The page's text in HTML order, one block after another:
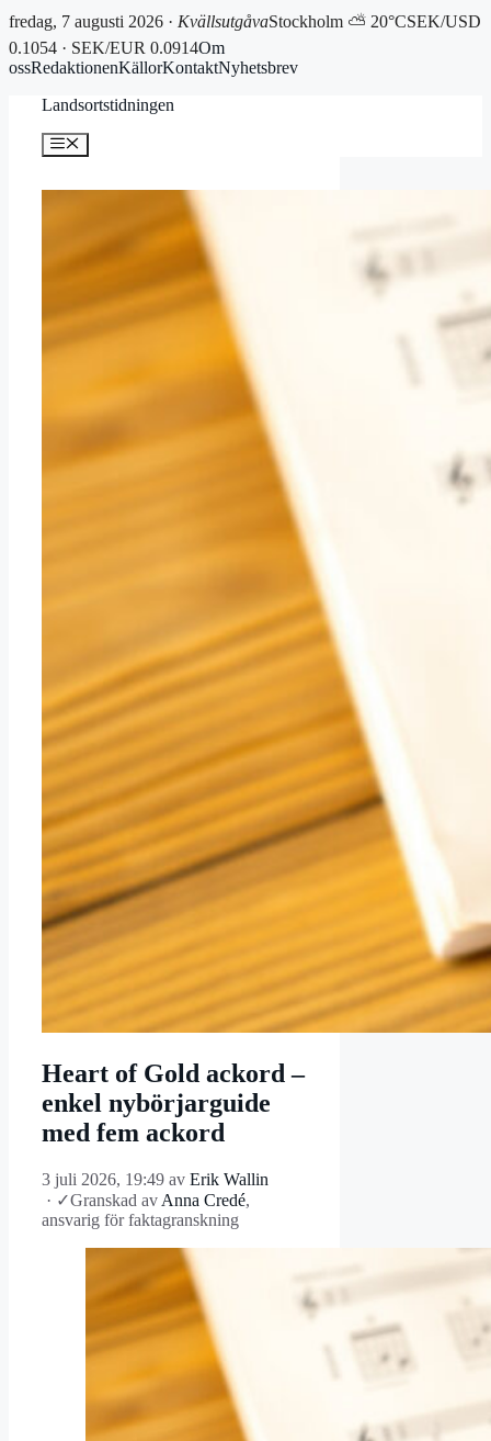
fredag, 7 augusti 2026 · KvällsutgåvaStockholm ⛅ 20°CSEK/USD
0.1054 · SEK/EUR 0.0914Om
ossRedaktionenKällorKontaktNyhetsbrev
Landsortstidningen
Meny
Heart of Gold ackord –
enkel nybörjarguide
med fem ackord
3 juli 2026, 19:49 av Erik Wallin
· ✓Granskad av Anna Credé,
ansvarig för faktagranskning